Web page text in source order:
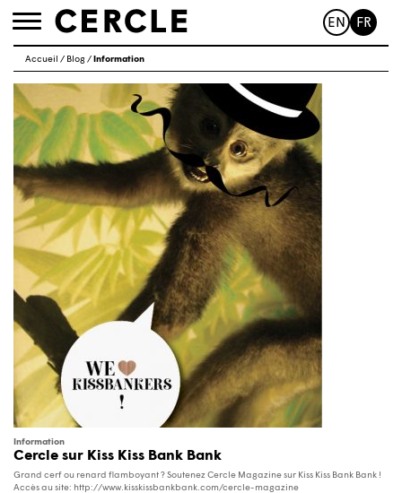
Toggle
EN FR
Accueil / Blog / Information
Information
Cercle sur Kiss Kiss Bank Bank
Grand cerf ou renard flamboyant ? Soutenez Cercle Magazine sur Kiss Kiss Bank Bank !
Accès au site: http://www.kisskissbankbank.com/cercle-magazine